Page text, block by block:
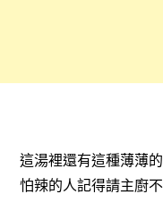
這湯裡還有這種薄薄
怕辣的人記得請主廚